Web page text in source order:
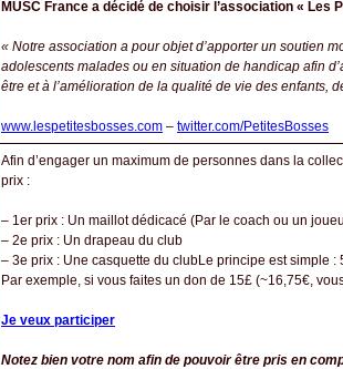
MUSC France a décidé de choisir l’association « Les
« Notre association a pour objet d’apporter un soutien
adolescents malades ou en situation de handicap afin
être et à l’amélioration de la qualité de vie des enfants,
www.lespetitesbosses.com – twitter.com/PetitesBosses
Afin d’engager un maximum de personnes dans la
prix :
– 1er prix : Un maillot dédicacé (Par le coach ou un
– 2e prix : Un drapeau du club
– 3e prix : Une casquette du clubLe principe est simple :
Par exemple, si vous faites un don de 15£ (~16,75€,
Je veux participer
Notez bien votre nom afin de pouvoir être pris en